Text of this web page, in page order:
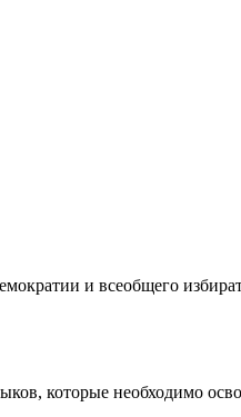
и всеобщего
которые необходимо